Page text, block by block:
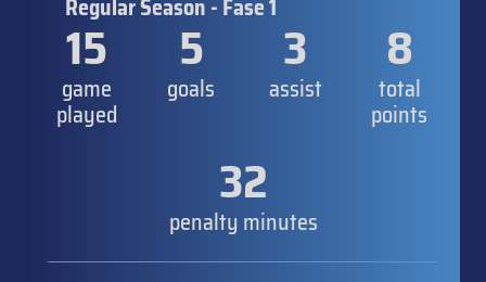
Regular Season - Fase 1
15
game
played
5
goals
3
assist
8
total
points
32
penalty minutes